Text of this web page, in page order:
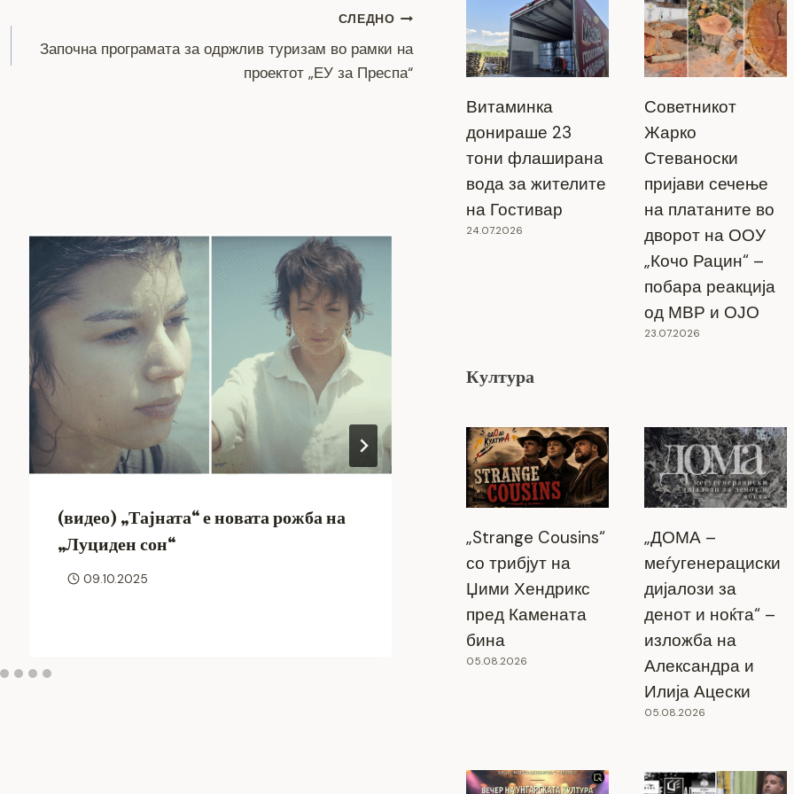
СЛЕДНО
Започна програмата за одржлив туризам во рамки на
проектот „ЕУ за Преспа“
(видео) „Тајната“ е новата рожба на
„Луциден сон“
09.10.2025
Прилеп
Витаминка
донираше 23
тони флаширана
вода за жителите
на Гостивар
24.07.2026
Советникот
Жарко
Стеваноски
пријави сечење
на платаните во
дворот на ООУ
„Кочо Рацин“ –
побара реакција
од МВР и ОЈО
23.07.2026
Култура
„Strange Cousins“
со трибјут на
Џими Хендрикс
пред Камената
бина
05.08.2026
„ДОМА –
меѓугенерациски
дијалози за
денот и ноќта“ –
изложба на
Александра и
Илија Ацески
05.08.2026